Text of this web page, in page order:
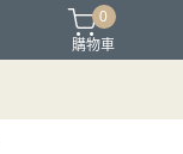
0
購物車